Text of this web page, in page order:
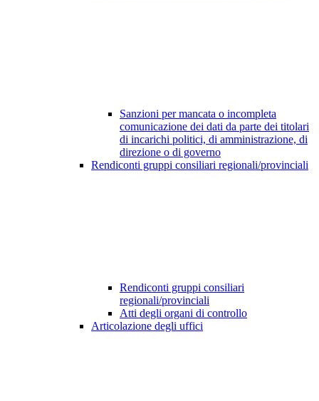
Sanzioni per mancata o incompleta
comunicazione dei dati da parte dei titolari
di incarichi politici, di amministrazione, di
direzione o di governo
Rendiconti gruppi consiliari regionali/provinciali
Rendiconti gruppi consiliari
regionali/provinciali
Atti degli organi di controllo
Articolazione degli uffici